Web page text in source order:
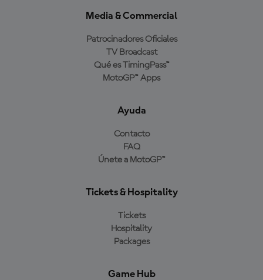
Media & Commercial
Patrocinadores Oficiales
TV Broadcast
Qué es TimingPass™
MotoGP™ Apps
Ayuda
Contacto
FAQ
Únete a MotoGP™
Tickets & Hospitality
Tickets
Hospitality
Packages
Game Hub